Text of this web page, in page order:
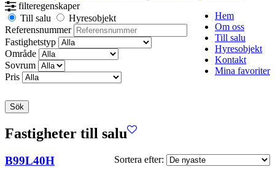
Hem
Om oss
Till salu
Hyresobjekt
Kontakt
Mina favoriter
filteregenskaper
Till salu
Hyresobjekt
Referensnummer
Fastighetstyp
Område
Sovrum
Pris
Sök
Fastigheter till salu
Sortera efter:
B99L40H